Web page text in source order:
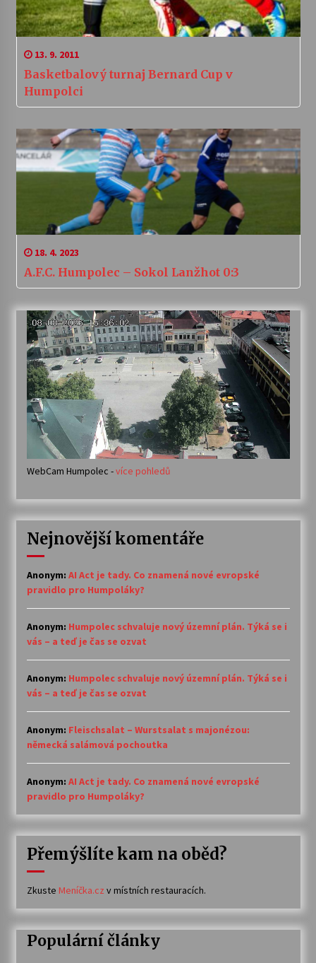
13. 9. 2011
Basketbalový turnaj Bernard Cup v
Humpolci
18. 4. 2023
A.F.C. Humpolec – Sokol Lanžhot 0:3
WebCam Humpolec -více pohledů
Nejnovější komentáře
Anonym: AI Act je tady. Co znamená nové evropské
pravidlo pro Humpoláky?
Anonym: Humpolec schvaluje nový územní plán. Týká se i
vás – a teď je čas se ozvat
Anonym: Humpolec schvaluje nový územní plán. Týká se i
vás – a teď je čas se ozvat
Anonym: Fleischsalat – Wurstsalat s majonézou:
německá salámová pochoutka
Anonym: AI Act je tady. Co znamená nové evropské
pravidlo pro Humpoláky?
Přemýšlíte kam na oběd?
Zkuste Meníčka.cz v místních restauracích.
Populární články